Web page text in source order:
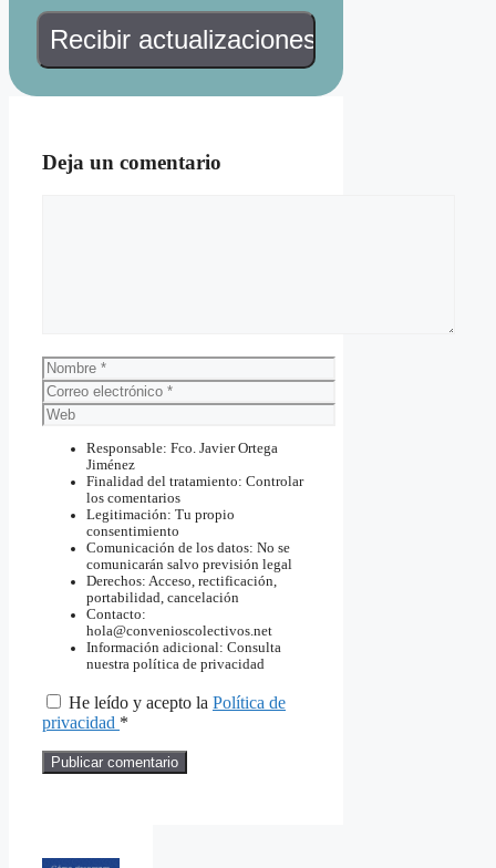
Deja un comentario
Nombre
Correo
electrónico
Web
Responsable: Fco. Javier Ortega
Jiménez
Finalidad del tratamiento: Controlar
los comentarios
Legitimación: Tu propio
consentimiento
Comunicación de los datos: No se
comunicarán salvo previsión legal
Derechos: Acceso, rectificación,
portabilidad, cancelación
Contacto:
hola@convenioscolectivos.net
Información adicional: Consulta
nuestra política de privacidad
He leído y acepto la Política de
privacidad *